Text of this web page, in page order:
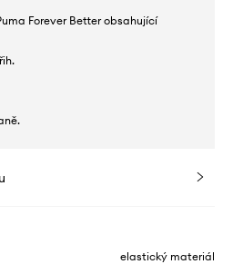
Forever Better obsahující
elastický materiál